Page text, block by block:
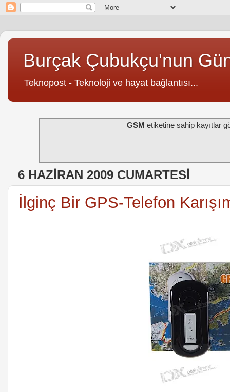
Burçak Çubukçu'nun
Teknopost - Teknoloji ve hayat bağlantısı...
GSM etiketine sahip kayıtlar
6 HAZIRAN 2009 CUMARTESI
İlginç Bir GPS-Telefon